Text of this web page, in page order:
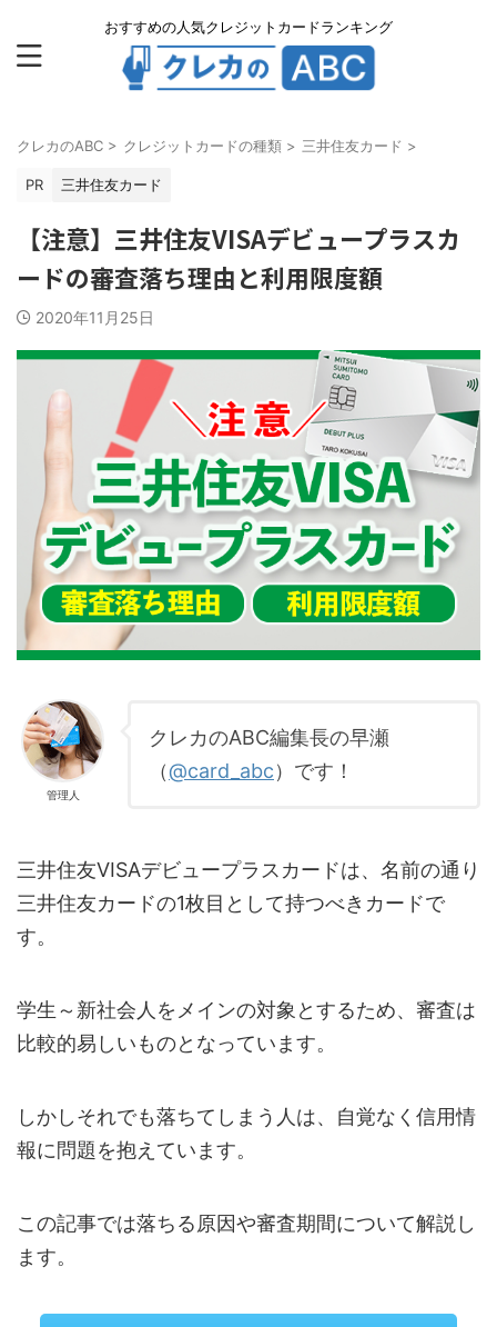
おすすめの人気クレジットカードランキング
クレカのABC > クレジットカードの種類 > 三井住友カード >
PR 三井住友カード
【注意】三井住友VISAデビュープラスカ
ードの審査落ち理由と利用限度額
2020年11月25日
管理人
クレカのABC編集長の早瀬
（@card_abc）です！
三井住友VISAデビュープラスカードは、名前の通り
三井住友カードの1枚目として持つべきカードで
す。
学生～新社会人をメインの対象とするため、審査は
比較的易しいものとなっています。
しかしそれでも落ちてしまう人は、自覚なく信用情
報に問題を抱えています。
この記事では落ちる原因や審査期間について解説し
ます。